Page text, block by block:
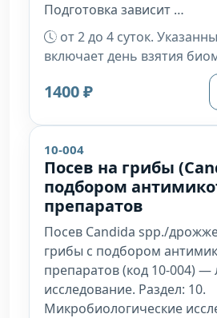
Подготовка зависит …
от 2 до 4 суток.
включает день взятия
1400 ₽
10-004
Посев на грибы
подбором
препаратов
Посев Candida spp./
грибы с подбором
препаратов (код 10-004)
исследование. Раздел: 10.
Микробиологические